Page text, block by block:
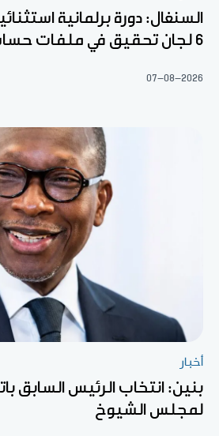
السنغال: دورة برلمانية
6 لجان تحقيق في ملفات حساسة
07-08-2026
أخبار
بنين: انتخاب الرئيس السابق
لمجلس الشيوخ